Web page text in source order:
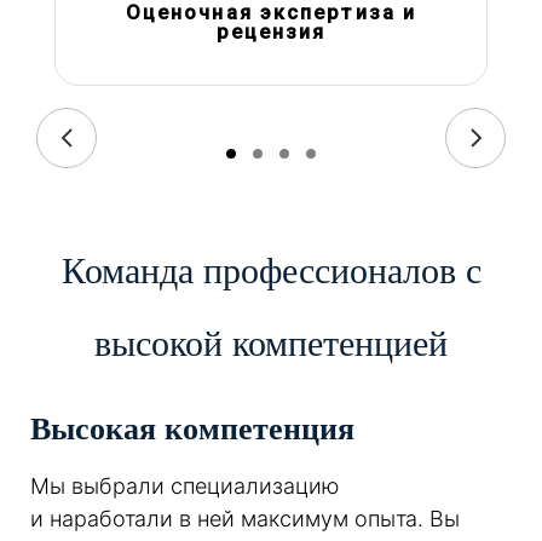
Оценочная экспертиза и
рецензия
Команда профессионалов с
высокой компетенцией
Высокая компетенция
Мы выбрали специализацию
и наработали в ней максимум опыта. Вы